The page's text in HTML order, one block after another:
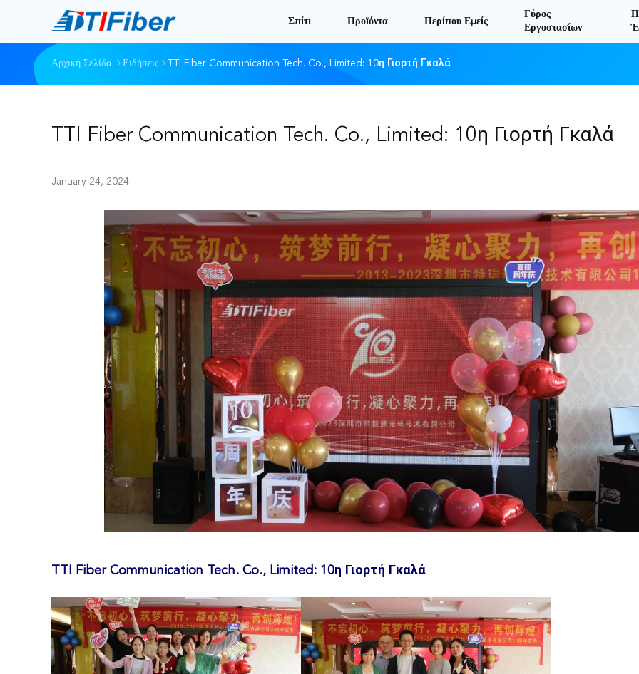
Σπίτι Προϊόντα Περίπου Εμείς
Γύρος
Εργοστασίων
Αρχική Σελίδα Ειδήσεις TTI Fiber Communication Tech. Co., Limited: 10η Γιορτή Γκαλά
TTI Fiber Communication Tech. Co., Limited: 10η Γιορτή Γκαλά
January 24, 2024
TTI Fiber Communication Tech. Co., Limited: 10η Γιορτή Γκαλά